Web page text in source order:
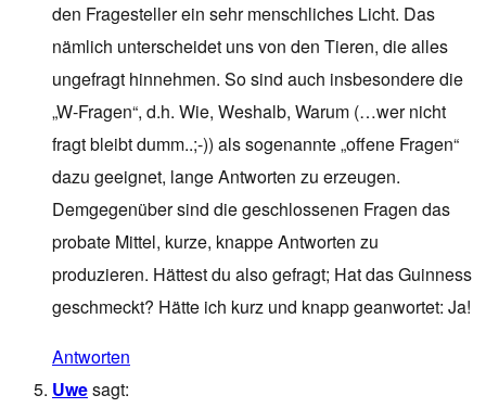
den Fragesteller ein sehr menschliches Licht. Das
nämlich unterscheidet uns von den Tieren, die alles
ungefragt hinnehmen. So sind auch insbesondere die
„W-Fragen“, d.h. Wie, Weshalb, Warum (…wer nicht
fragt bleibt dumm..;-)) als sogenannte „offene Fragen“
dazu geeignet, lange Antworten zu erzeugen.
Demgegenüber sind die geschlossenen Fragen das
probate Mittel, kurze, knappe Antworten zu
produzieren. Hättest du also gefragt; Hat das Guinness
geschmeckt? Hätte ich kurz und knapp geanwortet: Ja!
Antworten
Uwesagt: